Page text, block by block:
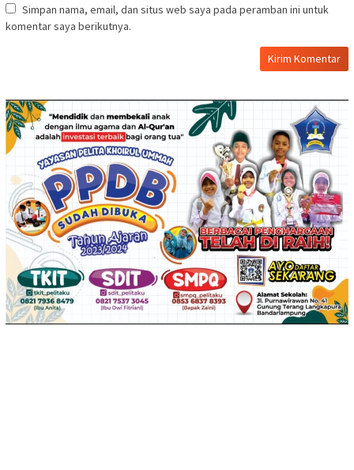
Simpan nama, email, dan situs web saya pada peramban ini untuk
komentar saya berikutnya.